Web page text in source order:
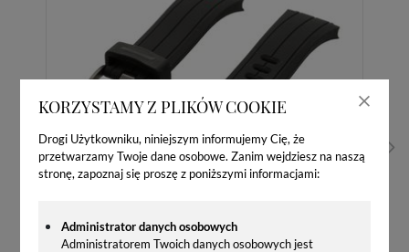
KORZYSTAMY Z PLIKÓW COOKIE
Drogi Użytkowniku, niniejszym informujemy Cię, że
przetwarzamy Twoje dane osobowe. Zanim wejdziesz na naszą
stronę, zapoznaj się proszę z poniższymi informacjami:
Administrator danych osobowych
Administratorem Twoich danych osobowych jest